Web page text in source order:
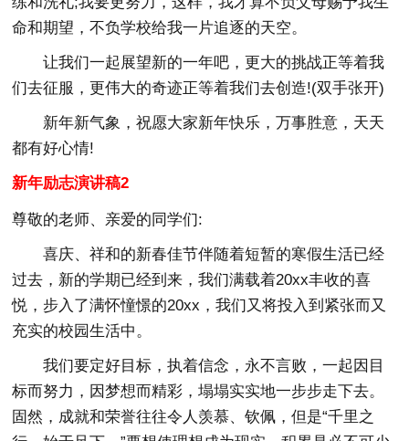
命和期望，不负学校给我一片追逐的天空。
让我们一起展望新的一年吧，更大的挑战正等着我
们去征服，更伟大的奇迹正等着我们去创造!(双手张开)
新年新气象，祝愿大家新年快乐，万事胜意，天天
都有好心情!
新年励志演讲稿2
尊敬的老师、亲爱的同学们:
喜庆、祥和的新春佳节伴随着短暂的寒假生活已经
过去，新的学期已经到来，我们满载着20xx丰收的喜
悦，步入了满怀憧憬的20xx，我们又将投入到紧张而又
充实的校园生活中。
我们要定好目标，执着信念，永不言败，一起因目
标而努力，因梦想而精彩，塌塌实实地一步步走下去。
固然，成就和荣誉往往令人羡慕、钦佩，但是“千里之